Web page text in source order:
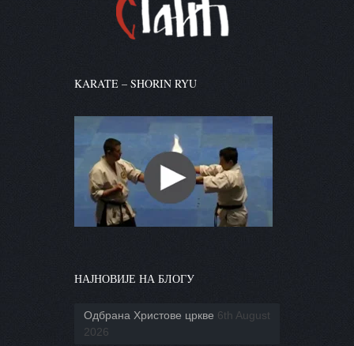
KARATE – SHORIN RYU
НАЈНОВИЈЕ НА БЛОГУ
Одбрана Христове цркве 6th August
2026